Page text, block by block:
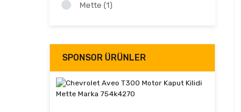
Mette (1)
SPONSOR ÜRÜNLER